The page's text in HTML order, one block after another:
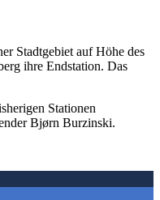
Stadtgebiet auf Höhe des
ihre Endstation. Das
Stationen
Bjørn Burzinski.